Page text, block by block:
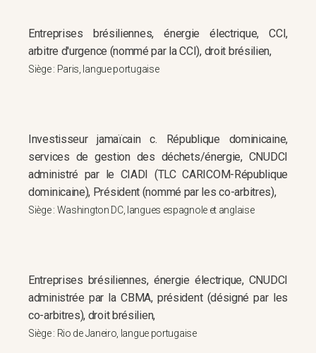
Entreprises brésiliennes, énergie électrique, CCI,
arbitre d'urgence (nommé par la CCI), droit brésilien,
Siège : Paris, langue portugaise
Investisseur jamaïcain c. République dominicaine,
services de gestion des déchets/énergie, CNUDCI
administré par le CIADI (TLC CARICOM-République
dominicaine), Président (nommé par les co-arbitres),
Siège : Washington DC, langues espagnole et anglaise
Entreprises brésiliennes, énergie électrique, CNUDCI
administrée par la CBMA, président (désigné par les
co-arbitres), droit brésilien,
Siège : Rio de Janeiro, langue portugaise